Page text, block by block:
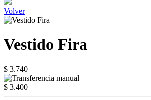
Volver
Vestido Fira
$ 3.740
$ 3.400